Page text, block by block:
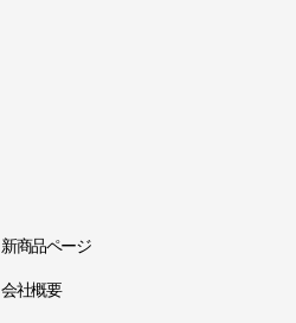
新商品ページ
会社概要